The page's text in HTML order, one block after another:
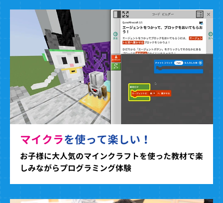
マイクラを使って楽しい！
お子様に大人気のマインクラフトを使った教材で楽
しみながらプログラミング体験